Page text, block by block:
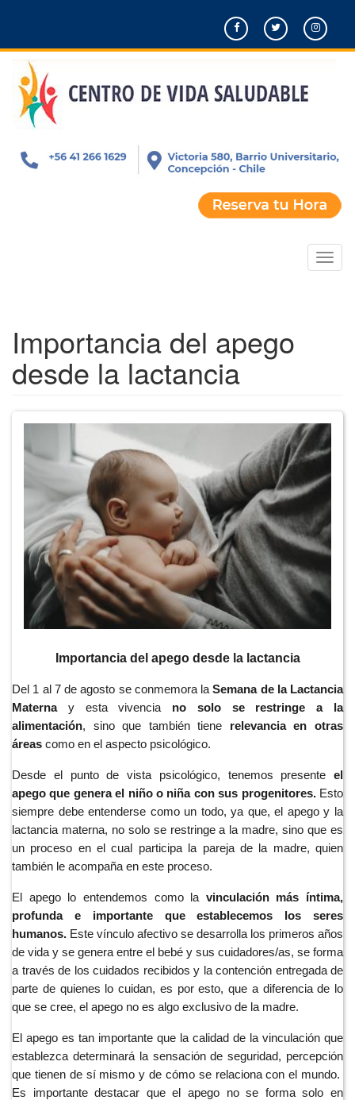
principal
Importancia del apego
desde la lactancia
Importancia del apego desde la lactancia
Del 1 al 7 de agosto se conmemora laSemana de la Lactancia
Maternay esta vivencia no solo se restringe a la
alimentación, sino que también tiene relevancia en otras
áreas como en el aspecto psicológico.
Desde el punto de vista psicológico, tenemos presente el
apego que genera el niño o niña con sus progenitores. Esto
siempre debe entenderse como un todo, ya que, el apego y la
lactancia materna, no solo se restringe a la madre, sino que es
un proceso en el cual participa la pareja de la madre, quien
también le acompaña en este proceso.
El apego lo entendemos como la vinculación más íntima,
profunda e importante que establecemos los seres
humanos. Este vínculo afectivo se desarrolla los primeros años
de vida y se genera entre el bebé y sus cuidadores/as, se forma
a través de los cuidados recibidos y la contención entregada de
parte de quienes lo cuidan, es por esto, que a diferencia de lo
que se cree, el apego no es algo exclusivo de la madre.
El apego es tan importante que la calidad de la vinculación que
establezca determinará la sensación de seguridad, percepción
que tienen de sí mismo y de cómo se relaciona con el mundo.
Es importante destacar que el apego no se forma solo en